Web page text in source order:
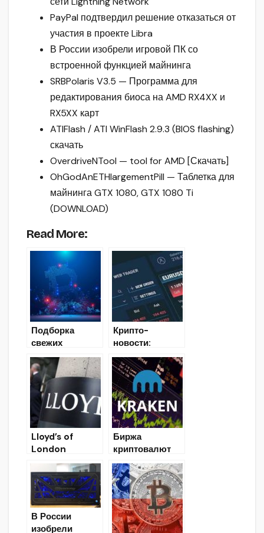
PayPal подтвердил решение отказаться от
участия в проекте Libra
В России изобрели игровой ПК со
встроенной функцией майнинга
SRBPolaris V3.5 — Программа для
редактирования биоса на AMD RX4XX и
RX5XX карт
ATIFlash / ATI WinFlash 2.9.3 (BIOS flashing)
скачать
OverdriveNTool — tool for AMD [Скачать]
OhGodAnETHlargementPill — Таблетка для
майнинга GTX 1080, GTX 1080 Ti
(DOWNLOAD)
Read More:
Подборка
свежих
новостей
Крипто-
новости:
последние
новости и
события мира
криптовалют
25.03.2020
Lloyd’s of
London
представил
решение для
страхования
криптовалют в
горячих
кошельках
Биржа
криптовалют
Kraken
приобрела
OTC-
платформу
компании
Circle
В России
изобрели